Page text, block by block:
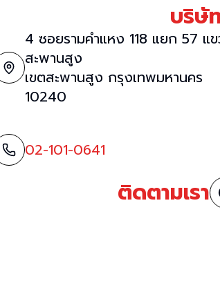
บริษั
4 ซอยรามคำแหง 118 แยก 57 แ
สะพานสูง
เขตสะพานสูง กรุงเทพมหานคร
10240
02-101-0641
ติดตามเรา